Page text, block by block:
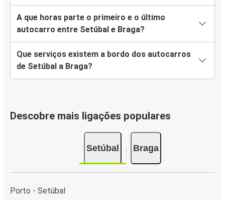
A que horas parte o primeiro e o último
autocarro entre Setúbal e Braga?
Que serviços existem a bordo dos autocarros
de Setúbal a Braga?
Descobre mais ligações populares
Setúbal Braga
Porto - Setúbal